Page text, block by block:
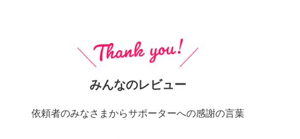
みんなのレビュー
依頼者のみなさまからサポーターへの感謝の言葉